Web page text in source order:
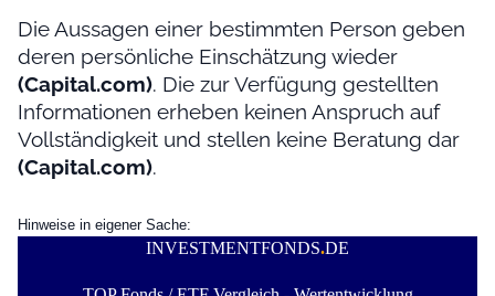
Die Aussagen einer bestimmten Person geben
deren persönliche Einschätzung wieder
(Capital.com). Die zur Verfügung gestellten
Informationen erheben keinen Anspruch auf
Vollständigkeit und stellen keine Beratung dar
(Capital.com).
Hinweise in eigener Sache:
INVESTMENTFONDS.DE